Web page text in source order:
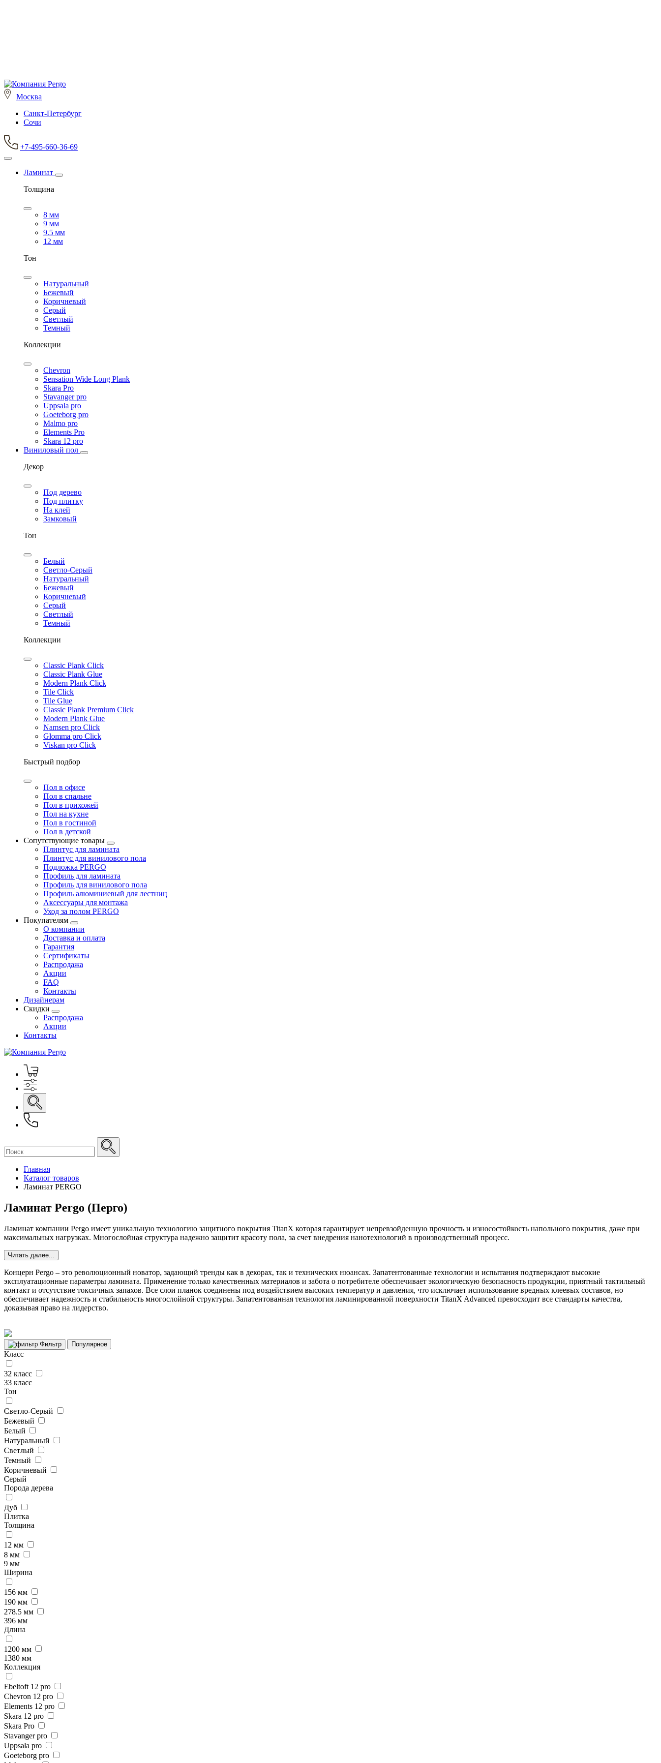
Москва
Санкт-Петербург
Сочи
+7-495-660-36-69
Ламинат
Толщина
8 мм
9 мм
9.5 мм
12 мм
Тон
Натуральный
Бежевый
Коричневый
Серый
Светлый
Темный
Коллекции
Chevron
Sensation Wide Long Plank
Skara Pro
Stavanger pro
Uppsala pro
Goeteborg pro
Malmo pro
Elements Pro
Skara 12 pro
Виниловый пол
Декор
Под дерево
Под плитку
На клей
Замковый
Тон
Белый
Светло-Серый
Натуральный
Бежевый
Коричневый
Серый
Светлый
Темный
Коллекции
Classic Plank Click
Classic Plank Glue
Modern Plank Click
Tile Click
Tile Glue
Classic Plank Premium Click
Modern Plank Glue
Namsen pro Click
Glomma pro Click
Viskan pro Click
Быстрый подбор
Пол в офисе
Пол в спальне
Пол в прихожей
Пол на кухне
Пол в гостиной
Пол в детской
Сопутствующие товары
Плинтус для ламината
Плинтус для винилового пола
Подложка PERGO
Профиль для ламината
Профиль для винилового пола
Профиль алюминиевый для лестниц
Аксессуары для монтажа
Уход за полом PERGO
Покупателям
О компании
Доставка и оплата
Гарантия
Сертификаты
Распродажа
Акции
FAQ
Контакты
Дизайнерам
Скидки
Распродажа
Акции
Контакты
Главная
Каталог товаров
Ламинат PERGO
Ламинат Pergo (Перго)
Ламинат компании Pergo имеет уникальную технологию защитного покрытия TitanX которая гарантирует непревзойденную прочность и износостойкость напольного покрытия, даже при
максимальных нагрузках. Многослойная структура надежно защитит красоту пола, за счет внедрения нанотехнологий в производственный процесс.
Читать далее...
Концерн Pergo – это революционный новатор, задающий тренды как в декорах, так и технических нюансах. Запатентованные технологии и испытания подтверждают высокие
эксплуатационные параметры ламината. Применение только качественных материалов и забота о потребителе обеспечивает экологическую безопасность продукции, приятный тактильный
контакт и отсутствие токсичных запахов. Все слои планок соединены под воздействием высоких температур и давления, что исключает использование вредных клеевых составов, но
обеспечивает надежность и стабильность многослойной структуры. Запатентованная технология ламинированной поверхности TitanX Advanced превосходит все стандарты качества,
доказывая право на лидерство.
Фильтр Популярное
Класс
32 класс
33 класс
Тон
Светло-Серый
Бежевый
Белый
Натуральный
Светлый
Темный
Коричневый
Серый
Порода дерева
Дуб
Плитка
Толщина
12 мм
8 мм
9 мм
Ширина
156 мм
190 мм
278.5 мм
396 мм
Длина
1200 мм
1380 мм
Коллекция
Ebeltoft 12 pro
Chevron 12 pro
Elements 12 pro
Skara 12 pro
Skara Pro
Stavanger pro
Uppsala pro
Goeteborg pro